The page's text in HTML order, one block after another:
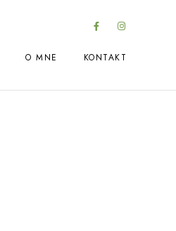
O MNE KONTAKT